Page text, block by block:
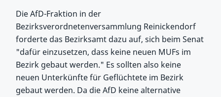
Die AfD-Fraktion in der
Bezirksverordnetenversammlung Reinickendorf
forderte das Bezirksamt dazu auf, sich beim Senat
"dafür einzusetzen, dass keine neuen MUFs im
Bezirk gebaut werden." Es sollten also keine
neuen Unterkünfte für Geflüchtete im Bezirk
gebaut werden. Da die AfD keine alternative